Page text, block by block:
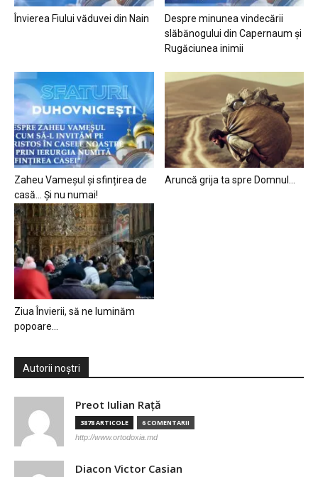
Învierea Fiului văduvei din Nain
Despre minunea vindecării
slăbănogului din Capernaum și
Rugăciunea inimii
Zaheu Vameșul și sfințirea de
casă… Și nu numai!
Aruncă grija ta spre Domnul…
Ziua Învierii, să ne luminăm
popoare…
Autorii noștri
Preot Iulian Raţă
3878 ARTICOLE 6 COMENTARII
http://www.ortodoxia.md
Diacon Victor Casian